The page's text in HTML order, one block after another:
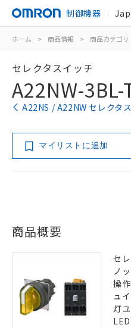
制御機器
ホーム > 商品情報 > 商品カテゴリ
セレクタスイッチ
A22NW-3BL-
A22NS / A22NW セレクタ
マイリストに追加
商品概要
セ
ノ
操
ュ
灯